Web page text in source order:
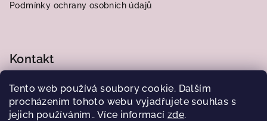
Tento web používá soubory cookie. Dalším
procházením tohoto webu vyjadřujete souhlas s
jejich používáním.. Více informací zde.
Podmínky ochrany osobních údajů
Kontakt
frantiska.j@centrum.cz
776564185